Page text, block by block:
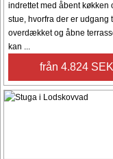
indrettet med åbent køkken
stue, hvorfra der er udgang
overdækket og åbne
kan ...
från 4.824 SEK